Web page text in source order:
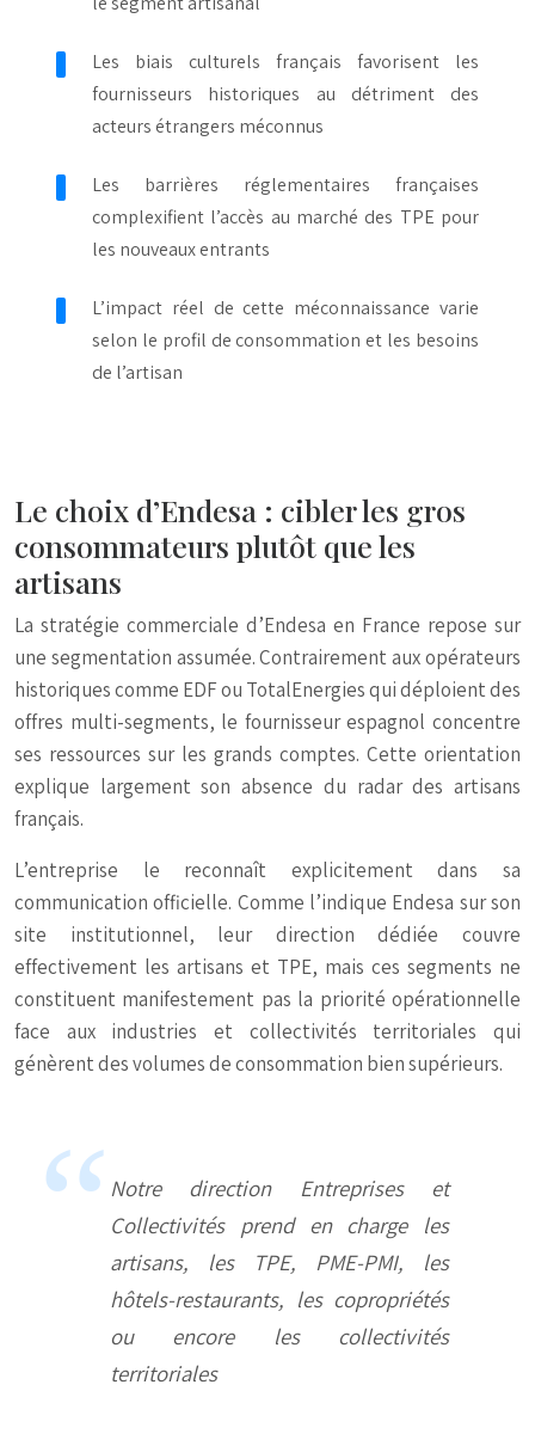
Les biais culturels français favorisent les
fournisseurs historiques au détriment des
acteurs étrangers méconnus
Les barrières réglementaires françaises
complexifient l’accès au marché des TPE pour
les nouveaux entrants
L’impact réel de cette méconnaissance varie
selon le profil de consommation et les besoins
de l’artisan
Le choix d’Endesa : cibler les gros
consommateurs plutôt que les
artisans
La stratégie commerciale d’Endesa en France repose sur
une segmentation assumée. Contrairement aux opérateurs
historiques comme EDF ou TotalEnergies qui déploient des
offres multi-segments, le fournisseur espagnol concentre
ses ressources sur les grands comptes. Cette orientation
explique largement son absence du radar des artisans
français.
L’entreprise le reconnaît explicitement dans sa
communication officielle. Comme l’indique Endesa sur son
site institutionnel, leur direction dédiée couvre
effectivement les artisans et TPE, mais ces segments ne
constituent manifestement pas la priorité opérationnelle
face aux industries et collectivités territoriales qui
génèrent des volumes de consommation bien supérieurs.
Notre direction Entreprises et
Collectivités prend en charge les
artisans, les TPE, PME-PMI, les
hôtels-restaurants, les copropriétés
ou encore les collectivités
territoriales